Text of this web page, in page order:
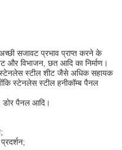
सजावट प्रभाव प्राप्त करने के
और विभाजन, छत आदि का निर्माण।
स्टील शीट जैसे अधिक सहायक
स्टेनलेस स्टील हनीकॉम्ब पैनल
डोर पैनल आदि।